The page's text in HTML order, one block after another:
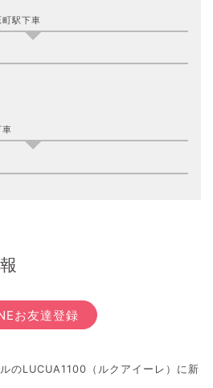
駅下車
お友達登録
のLUCUA1100（ルクアイーレ）に新